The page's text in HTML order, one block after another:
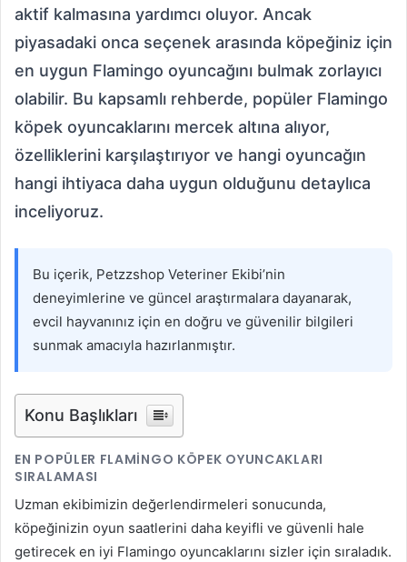
aktif kalmasına yardımcı oluyor. Ancak
piyasadaki onca seçenek arasında köpeğiniz için
en uygun Flamingo oyuncağını bulmak zorlayıcı
olabilir. Bu kapsamlı rehberde, popüler Flamingo
köpek oyuncaklarını mercek altına alıyor,
özelliklerini karşılaştırıyor ve hangi oyuncağın
hangi ihtiyaca daha uygun olduğunu detaylıca
inceliyoruz.
Bu içerik, Petzzshop Veteriner Ekibi’nin
deneyimlerine ve güncel araştırmalara dayanarak,
evcil hayvanınız için en doğru ve güvenilir bilgileri
sunmak amacıyla hazırlanmıştır.
Konu Başlıkları
EN POPÜLER FLAMINGO KÖPEK OYUNCAKLARI
SIRALAMASI
Uzman ekibimizin değerlendirmeleri sonucunda,
köpeğinizin oyun saatlerini daha keyifli ve güvenli hale
getirecek en iyi Flamingo oyuncaklarını sizler için sıraladık.